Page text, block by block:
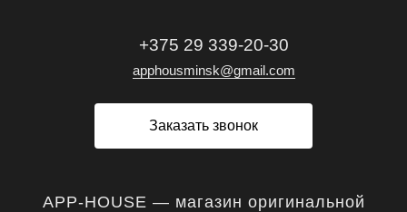
+375 29 339-20-30
apphousminsk@gmail.com
Заказать звонок
APP-HOUSE — магазин оригинальной